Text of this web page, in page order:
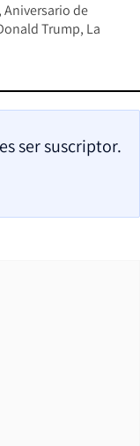
Aniversario de
Trump La
ser suscriptor.